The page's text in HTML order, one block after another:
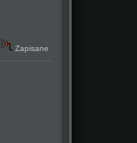
Zapisane